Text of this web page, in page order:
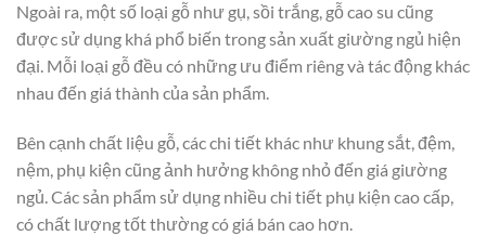
Ngoài ra, một số loại gỗ như gụ, sồi trắng, gỗ cao su cũng
được sử dụng khá phổ biến trong sản xuất giường ngủ hiện
đại. Mỗi loại gỗ đều có những ưu điểm riêng và tác động khác
nhau đến giá thành của sản phẩm.
Bên cạnh chất liệu gỗ, các chi tiết khác như khung sắt, đệm,
nệm, phụ kiện cũng ảnh hưởng không nhỏ đến giá giường
ngủ. Các sản phẩm sử dụng nhiều chi tiết phụ kiện cao cấp,
có chất lượng tốt thường có giá bán cao hơn.